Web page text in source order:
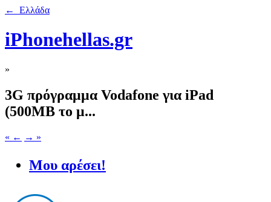
← Ελλάδα
iPhonehellas.gr
»
3G πρόγραμμα Vodafone για iPad
(500MB το μ...
« ← → »
Μου αρέσει!